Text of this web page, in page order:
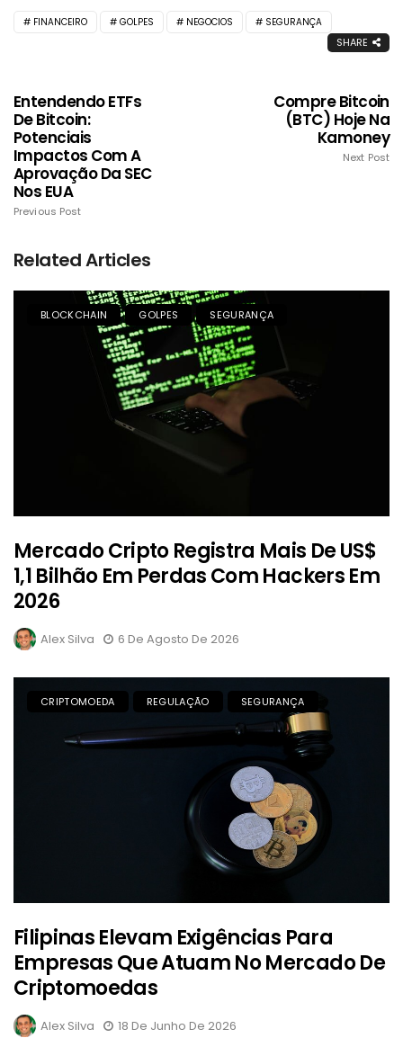
FINANCEIRO GOLPES NEGOCIOS SEGURANÇA
SHARE
Entendendo ETFs
De Bitcoin:
Potenciais
Impactos Com A
Aprovação Da SEC
Nos EUA
Previous Post
Compre Bitcoin
(BTC) Hoje Na
Kamoney
Next Post
Related Articles
BLOCKCHAIN GOLPES SEGURANÇA
Mercado Cripto Registra Mais De US$
1,1 Bilhão Em Perdas Com Hackers Em
2026
Alex Silva 6 De Agosto De 2026
CRIPTOMOEDA REGULAÇÃO SEGURANÇA
Filipinas Elevam Exigências Para
Empresas Que Atuam No Mercado De
Criptomoedas
Alex Silva 18 De Junho De 2026